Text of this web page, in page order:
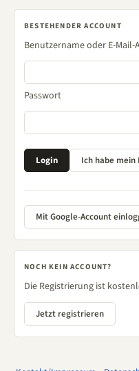
BESTEHENDER ACCOUNT
Benutzername oder E-Mail-
Passwort
Mit Google-Account
NOCH KEIN ACCOUNT?
Die Registrierung ist
Jetzt registrieren